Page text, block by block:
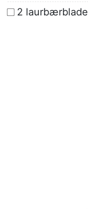
2 laurbærblade